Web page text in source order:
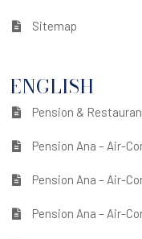
Sitemap
ENGLISH
Pension &
Pension Ana – Air-
Pension Ana – Air-
Pension Ana – Air-